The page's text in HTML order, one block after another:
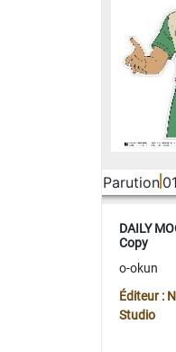
Parution
DAILY
Copy
o-okun
Éditeur :
Studio